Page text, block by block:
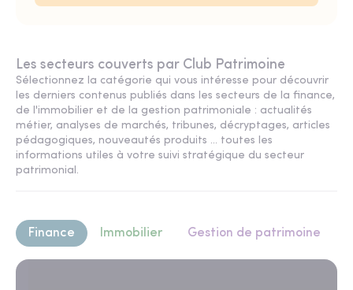
Les secteurs couverts par Club Patrimoine
Sélectionnez la catégorie qui vous intéresse pour découvrir
les derniers contenus publiés dans les secteurs de la finance,
de l'immobilier et de la gestion patrimoniale : actualités
métier, analyses de marchés, tribunes, décryptages, articles
pédagogiques, nouveautés produits ... toutes les
informations utiles à votre suivi stratégique du secteur
patrimonial.
Finance Immobilier Gestion de patrimoine